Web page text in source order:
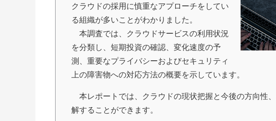
クラウドの採用に慎重なアプローチをしてい
る組織が多いことがわかりました。
本調査では、クラウドサービスの利用状況
を分類し、短期投資の確認、変化速度の予
測、重要なプライバシーおよびセキュリティ
上の障害物への対応方法の概要を示しています。
本レポートでは、クラウドの現状把握と今後の方向性
解することができます。